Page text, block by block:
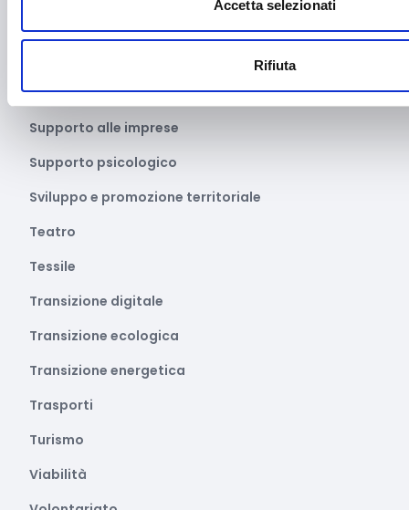
Accetta selezionati
Rifiuta
Superamento barriere archietettoniche
Supporto alle imprese
Supporto psicologico
Sviluppo e promozione territoriale
Teatro
Tessile
Transizione digitale
Transizione ecologica
Transizione energetica
Trasporti
Turismo
Viabilità